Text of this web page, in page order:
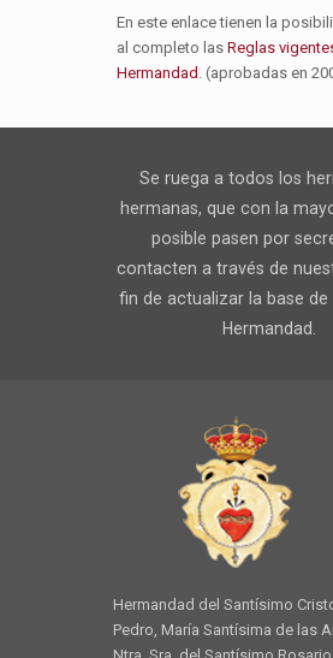
En este enlace tienen la
al completo las Reglas
Hermandad . (aprobadas en
Se ruega a todos los
hermanas, que con la
posible pasen por
contacten a través de
fin de actualizar la base de
Hermandad.
Hermandad del Santísimo
Pedro, María Santísima de las